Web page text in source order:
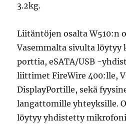
3.2kg.
Liitäntöjen osalta W510:n
Vasemmalta sivulta löytyy
porttia, eSATA/USB -
liittimet FireWire 400:lle,
DisplayPortille, sekä
langattomille yhteyksille.
löytyy yhdistetty